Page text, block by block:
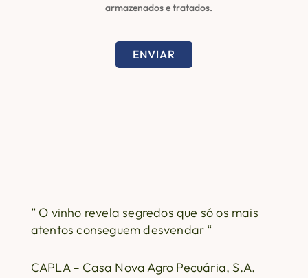
armazenados e tratados.
ENVIAR
” O vinho revela segredos que só os mais
atentos conseguem desvendar “
CAPLA – Casa Nova Agro Pecuária, S.A.